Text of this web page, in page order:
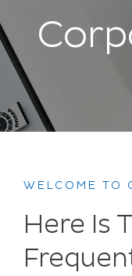
WELCOME TO
Here Is